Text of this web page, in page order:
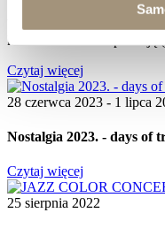
kostiumowe z interpretacją
Czytaj więcej
28 czerwca 2023 - 1 lipca
Nostalgia 2023. - days of
Czytaj więcej
25 sierpnia 2022